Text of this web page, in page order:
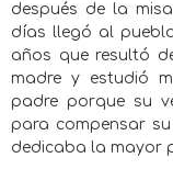
después de la
días llegó al
años que resultó
madre y estudió
padre porque su
para compensar
dedicaba la mayor